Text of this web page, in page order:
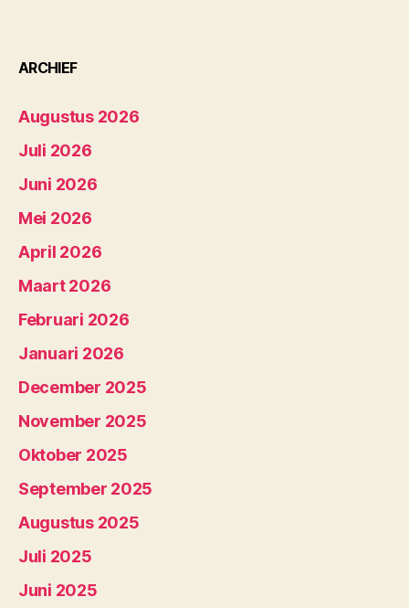
ARCHIEF
Augustus 2026
Juli 2026
Juni 2026
Mei 2026
April 2026
Maart 2026
Februari 2026
Januari 2026
December 2025
November 2025
Oktober 2025
September 2025
Augustus 2025
Juli 2025
Juni 2025